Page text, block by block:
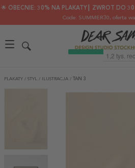
🌟 OBECNIE: 30% NA PLAKATY┃ ZWROT DO
Code: SUMMER30, oferta
PLAKATY / STYL / ILUSTRACJA / TAN 3